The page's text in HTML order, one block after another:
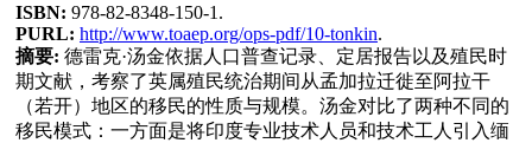
ISBN: 978-82-8348-150-1.
PURL: http://www.toaep.org/ops-pdf/10-tonkin.
摘要: 德雷克·汤金依据人口普查记录、定居报告以及殖民时
期文献，考察了英属殖民统治期间从孟加拉迁徙至阿拉干
（若开）地区的移民的性质与规模。汤金对比了两种不同的
移民模式：一方面是将印度专业技术人员和技术工人引入缅